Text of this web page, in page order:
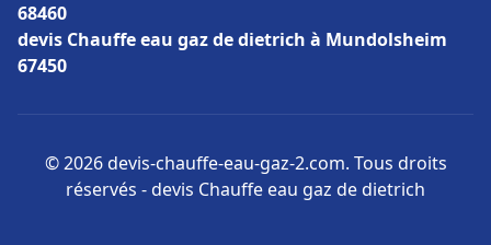
68460
devis Chauffe eau gaz de dietrich à Mundolsheim
67450
© 2026 devis-chauffe-eau-gaz-2.com. Tous droits
réservés - devis Chauffe eau gaz de dietrich